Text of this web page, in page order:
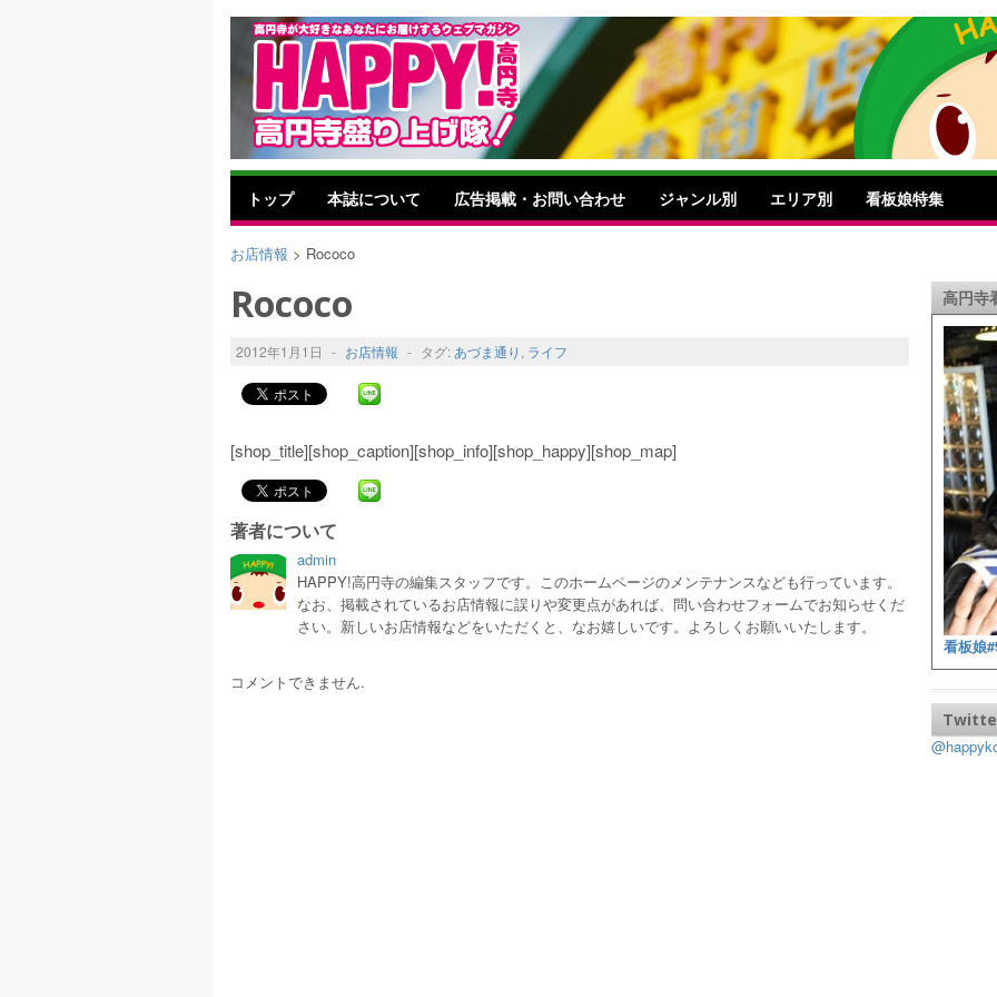
トップ 本誌について 広告掲載・お問い合わせ ジャンル別 エリア別 看板娘特集
お店情報 > Rococo
Rococo
2012年1月1日 - お店情報 - タグ: あづま通り , ライフ
[shop_title][shop_caption][shop_info][shop_happy][shop_map]
著者について
admin
HAPPY!高円寺の編集スタッフです。このホームページのメンテナンスなども行っています。
なお、掲載されているお店情報に誤りや変更点があれば、問い合わせフォームでお知らせくだ
さい。新しいお店情報などをいただくと、なお嬉しいです。よろしくお願いいたします。
コメントできません.
高円寺
看板娘